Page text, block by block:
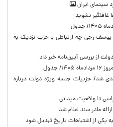
سینمای ایران
غافلگیر نشوید
/ یوسف رجی چه ارتباطی با حزب نزدیک به
از بررسی آیین‌نامه خبر داد
جدول
جدی شد/ جزییات جلسه ویژه دولت درباره
تا واقعیت میدانی
یکی از اشتباهات تاریخ تبدیل شود